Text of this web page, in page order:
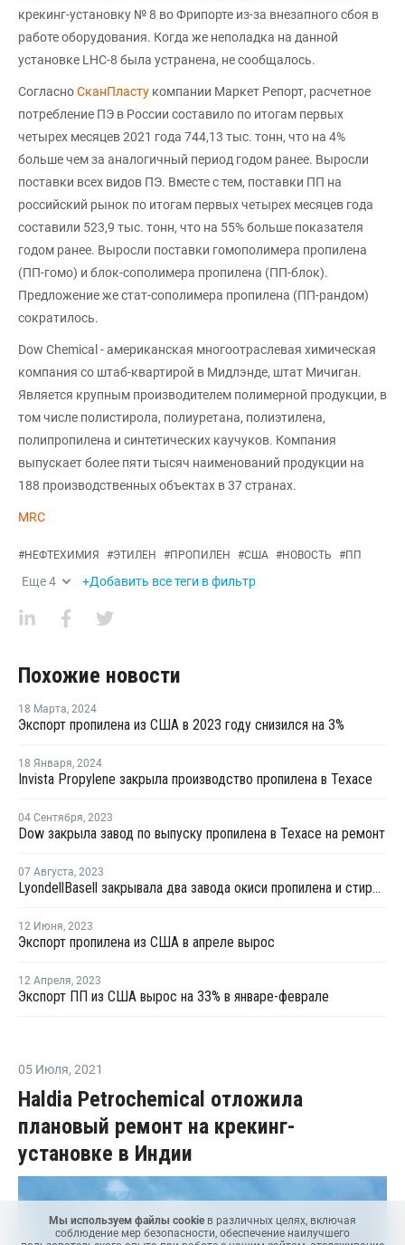
крекинг-установку № 8 во Фрипорте из-за внезапного сбоя в
работе оборудования. Когда же неполадка на данной
установке LHC-8 была устранена, не сообщалось.
СогласноСканПласту компании Маркет Репорт, расчетное
потребление ПЭ в России составило по итогам первых
четырех месяцев 2021 года 744,13 тыс. тонн, что на 4%
больше чем за аналогичный период годом ранее. Выросли
поставки всех видов ПЭ. Вместе с тем, поставки ПП на
российский рынок по итогам первых четырех месяцев года
составили 523,9 тыс. тонн, что на 55% больше показателя
годом ранее. Выросли поставки гомополимера пропилена
(ПП-гомо) и блок-сополимера пропилена (ПП-блок).
Предложение же стат-сополимера пропилена (ПП-рандом)
сократилось.
Dow Chemical - американская многоотраслевая химическая
компания со штаб-квартирой в Мидлэнде, штат Мичиган.
Является крупным производителем полимерной продукции, в
том числе полистирола, полиуретана, полиэтилена,
полипропилена и синтетических каучуков. Компания
выпускает более пяти тысяч наименований продукции на
188 производственных объектах в 37 странах.
MRC
#НЕФТЕХИМИЯ #ЭТИЛЕН #ПРОПИЛЕН #США #НОВОСТЬ #ПП
Еще4 +Добавить все теги в фильтр
Похожие новости
18 Марта, 2024
Экспорт пропилена из США в 2023 году снизился на 3%
18 Января, 2024
Invista Propylene закрыла производство пропилена в Техасе
04 Сентября, 2023
Dow закрыла завод по выпуску пропилена в Техасе на ремонт
07 Августа, 2023
LyondellBasell закрывала два завода окиси пропилена и стирола в США и Европе на ремонт в июле-августе
12 Июня, 2023
Экспорт пропилена из США в апреле вырос
12 Апреля, 2023
Экспорт ПП из США вырос на 33% в январе-феврале
05 Июля, 2021
Haldia Petrochemical отложила
плановый ремонт на крекинг-
установке в Индии
Мы используем файлы cookieв различных целях, включая
соблюдение мер безопасности, обеспечение наилучшего